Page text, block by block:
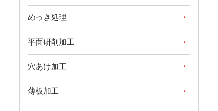
めっき処理
平面研削加工
穴あけ加工
薄板加工